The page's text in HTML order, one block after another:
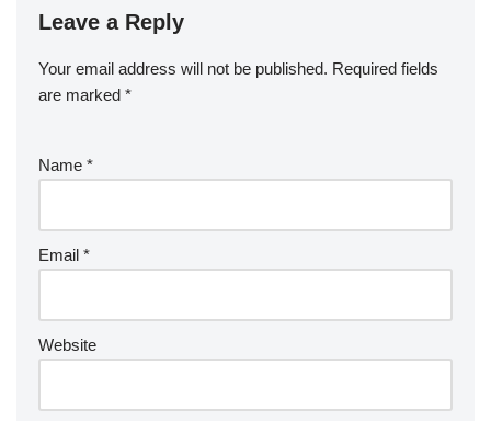
Leave a Reply
Your email address will not be published. Required fields
are marked *
Name *
Email *
Website